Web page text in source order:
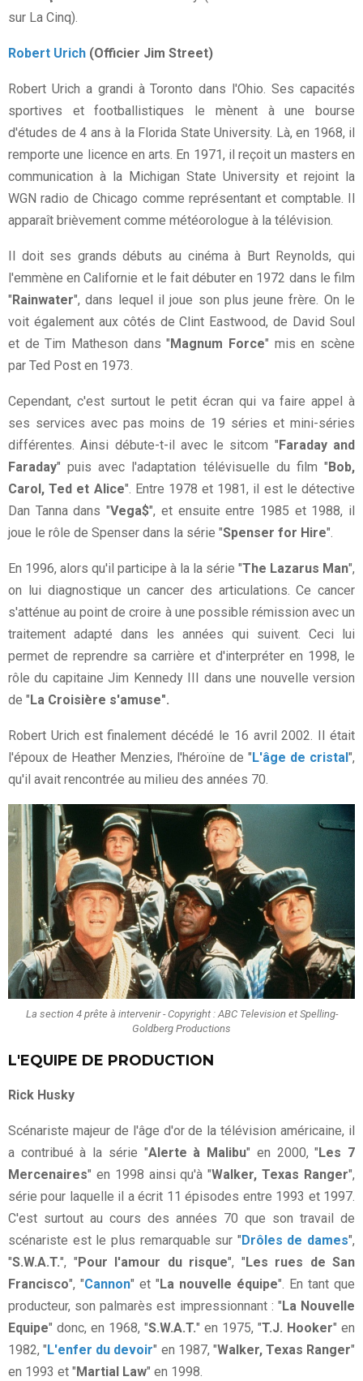
sur La Cinq).
Robert Urich (Officier Jim Street)
Robert Urich a grandi à Toronto dans l'Ohio. Ses capacités
sportives et footballistiques le mènent à une bourse
d'études de 4 ans à la Florida State University. Là, en 1968, il
remporte une licence en arts. En 1971, il reçoit un masters en
communication à la Michigan State University et rejoint la
WGN radio de Chicago comme représentant et comptable. Il
apparaît brièvement comme météorologue à la télévision.
Il doit ses grands débuts au cinéma à Burt Reynolds, qui
l'emmène en Californie et le fait débuter en 1972 dans le film
" Rainwater", dans lequel il joue son plus jeune frère. On le
voit également aux côtés de Clint Eastwood, de David Soul
et de Tim Matheson dans " Magnum Force" mis en scène
par Ted Post en 1973.
Cependant, c'est surtout le petit écran qui va faire appel à
ses services avec pas moins de 19 séries et mini-séries
différentes. Ainsi débute-t-il avec le sitcom " Faraday and
Faraday" puis avec l'adaptation télévisuelle du film " Bob,
Carol, Ted et Alice". Entre 1978 et 1981, il est le détective
Dan Tanna dans "Vega$", et ensuite entre 1985 et 1988, il
joue le rôle de Spenser dans la série "Spenser for Hire".
En 1996, alors qu'il participe à la la série "The Lazarus Man",
on lui diagnostique un cancer des articulations. Ce cancer
s'atténue au point de croire à une possible rémission avec un
traitement adapté dans les années qui suivent. Ceci lui
permet de reprendre sa carrière et d'interpréter en 1998, le
rôle du capitaine Jim Kennedy III dans une nouvelle version
de " La Croisière s'amuse".
Robert Urich est finalement décédé le 16 avril 2002. Il était
l'époux de Heather Menzies, l'héroïne de " L'âge de cristal ",
qu'il avait rencontrée au milieu des années 70.
La section 4 prête à intervenir - Copyright : ABC Television et Spelling-
Goldberg Productions
L'EQUIPE DE PRODUCTION
Rick Husky
Scénariste majeur de l'âge d'or de la télévision américaine, il
a contribué à la série "Alerte à Malibu" en 2000, "Les 7
Mercenaires" en 1998 ainsi qu'à "Walker, Texas Ranger",
série pour laquelle il a écrit 11 épisodes entre 1993 et 1997.
C'est surtout au cours des années 70 que son travail de
scénariste est le plus remarquable sur "Drôles de dames",
"S.W.A.T.", "Pour l'amour du risque", "Les rues de San
Francisco", "Cannon" et "La nouvelle équipe". En tant que
producteur, son palmarès est impressionnant : "La Nouvelle
Equipe" donc, en 1968, "S.W.A.T." en 1975, "T.J. Hooker" en
1982, "L'enfer du devoir" en 1987, "Walker, Texas Ranger"
en 1993 et "Martial Law" en 1998.